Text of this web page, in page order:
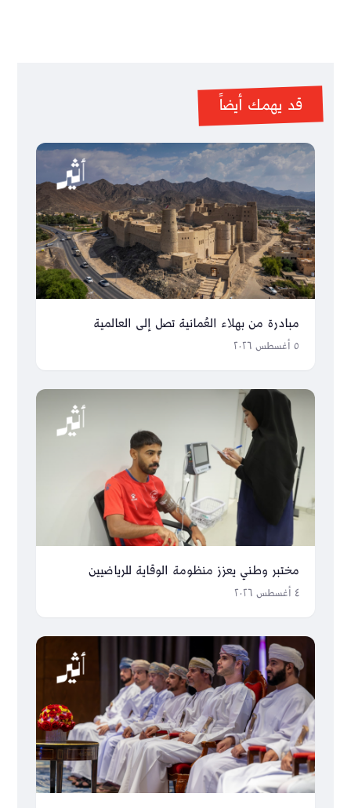
قد يهمك أيضاً
مبادرة من بهلاء العُمانية تصل إلى العالمية
٥ أغسطس ٢٠٢٦
مختبر وطني يعزز منظومة الوقاية للرياضيين
٤ أغسطس ٢٠٢٦